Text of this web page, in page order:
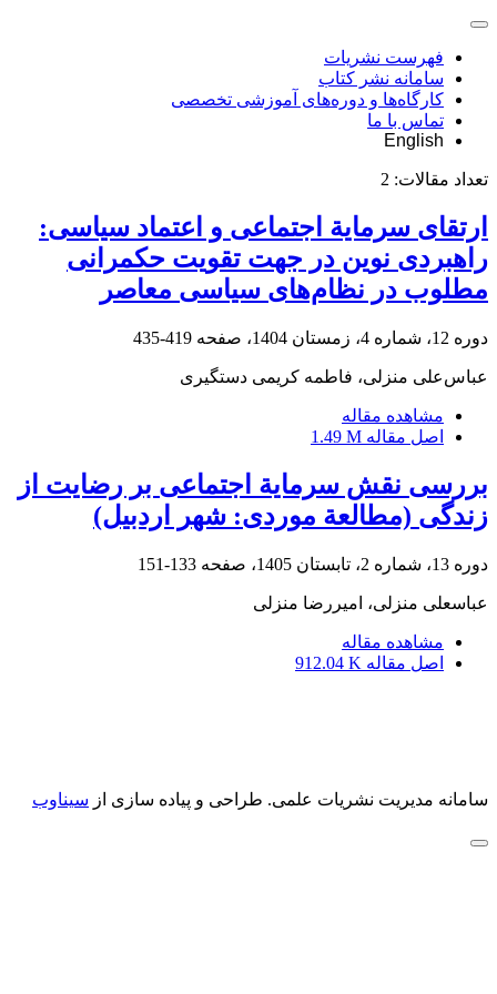
فهرست نشریات
سامانه نشر کتاب
کارگاه‌ها و دوره‌های آموزشی تخصصی
تماس با ما
English
تعداد مقالات: 2
ارتقای سرمایة اجتماعی و اعتماد سیاسی:
راهبردی نوین در جهت تقویت حکمرانی
مطلوب در نظام‌های سیاسی معاصر
دوره 12، شماره 4، زمستان 1404، صفحه 419-435
عباس‌علی منزلی، فاطمه کریمی دستگیری
مشاهده مقاله
اصل مقاله 1.49 M
بررسی نقش سرمایة اجتماعی بر رضایت از
زندگی (مطالعة موردی: شهر اردبیل)
دوره 13، شماره 2، تابستان 1405، صفحه 133-151
عباسعلی منزلی، امیررضا منزلی
مشاهده مقاله
اصل مقاله 912.04 K
سامانه مدیریت نشریات علمی. طراحی و پیاده سازی از سیناوب